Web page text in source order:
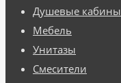
Душевые кабины
Мебель
Унитазы
Смесители